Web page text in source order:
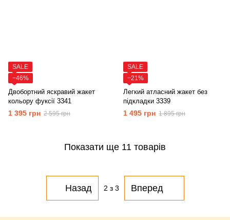
SALE
−46%
Двобортний яскравий жакет
кольору фуксії 3341
1 395 грн 2 595 грн
SALE
−21%
Легкий атласний жакет без
підкладки 3339
1 495 грн 1 895 грн
Показати ще 11 товарів
Назад 2 з 3 Вперед